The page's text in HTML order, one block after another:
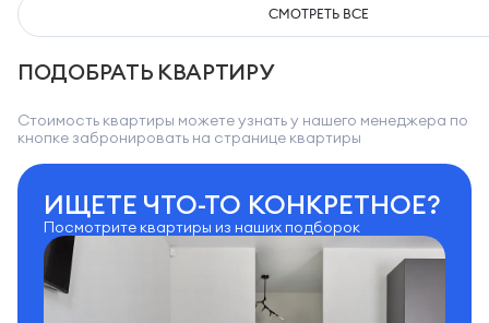
СМОТРЕТЬ ВСЕ
ПОДОБРАТЬ КВАРТИРУ
Стоимость квартиры можете узнать у нашего менеджера по
кнопке забронировать на странице квартиры
ИЩЕТЕ ЧТО-ТО КОНКРЕТНОЕ?
Посмотрите квартиры из наших подборок